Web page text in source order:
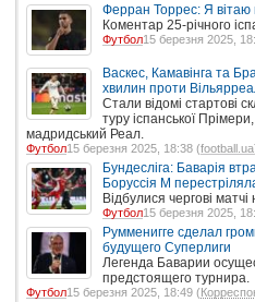
Ферран Торрес: Я вітаю
Коментар 25-річного
Футбол15 березня 2025,
Васкес, Камавінга та
хвилин проти
Стали відомі стартові
туру іспанської
мадридський Реал.
Футбол15 березня 2025, 18:38 (football.ua
Бундесліга: Баварія
Боруссія М
Відбулися чергові
Футбол15 березня 2025,
Румменигге сделал
будущего Суперлиги
Легенда Баварии
предстоящего турнира.
Футбол15 березня 2025, 18:49 (